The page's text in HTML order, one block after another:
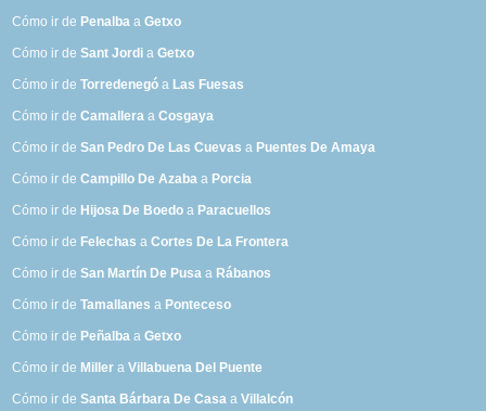
Cómo ir de Penalba aGetxo
Cómo ir deSant Jordi aGetxo
Cómo ir deTorredenegó a Las Fuesas
Cómo ir deCamallera aCosgaya
Cómo ir deSan Pedro De Las Cuevas a Puentes De Amaya
Cómo ir deCampillo De Azaba a Porcia
Cómo ir de Hijosa De Boedo a Paracuellos
Cómo ir de Felechas aCortes De La Frontera
Cómo ir deSan Martín De Pusa a Rábanos
Cómo ir deTamallanes a Ponteceso
Cómo ir de Peñalba aGetxo
Cómo ir de Miller aVillabuena Del Puente
Cómo ir deSanta Bárbara De Casa aVillalcón